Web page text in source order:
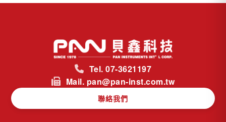
Tel. 07-3621197
Mail. pan@pan-inst.com.tw
聯絡我們